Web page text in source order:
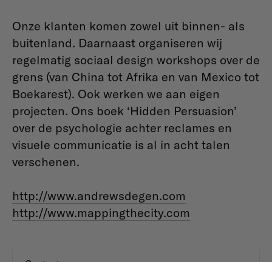
Onze klanten komen zowel uit binnen- als
buitenland. Daarnaast organiseren wij
regelmatig sociaal design workshops over de
grens (van China tot Afrika en van Mexico tot
Boekarest). Ook werken we aan eigen
projecten. Ons boek ‘Hidden Persuasion’
over de psychologie achter reclames en
visuele communicatie is al in acht talen
verschenen.
http://www.andrewsdegen.com
http://www.mappingthecity.com